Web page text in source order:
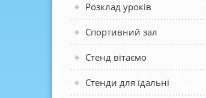
Розклад уроків
Спортивний зал
Стенд вітаємо
Стенди для їдальні